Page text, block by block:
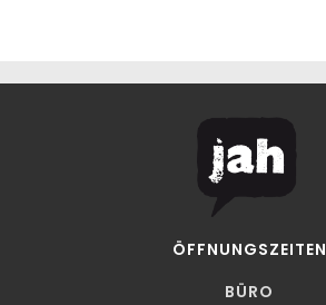
ÖFFNUNGSZEITEN
BÜRO